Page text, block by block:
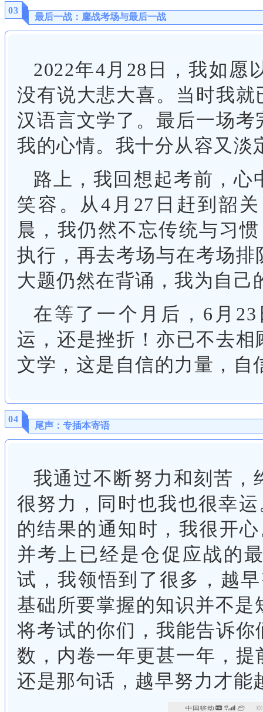
03
最后一战：鏖战考场与最后一战
2022年4月28日，我如愿
没有说大悲大喜。当时我
汉语言文学了。最后一场
我的心情。我十分从容又淡
路上，我回想起考前，
笑容。从4月27日赶到韶
晨，我仍然不忘传统与习
执行，再去考场与在考场
大题仍然在背诵，我为自己
在等了一个月后，6月
运，还是挫折！亦已不去
文学，这是自信的力量，自
04
尾声：专插本寄语
我通过不断努力和刻苦，
很努力，同时也我也很幸
的结果的通知时，我很开
并考上已经是仓促应战的
试，我领悟到了很多，越
基础所要掌握的知识并不
将考试的你们，我能告诉
数，内卷一年更甚一年，
还是那句话，越早努力才能